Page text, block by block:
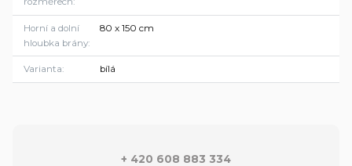
Horní a dolní
hloubka brány
80 x 150 cm
Varianta bílá
+ 420 608 883 334